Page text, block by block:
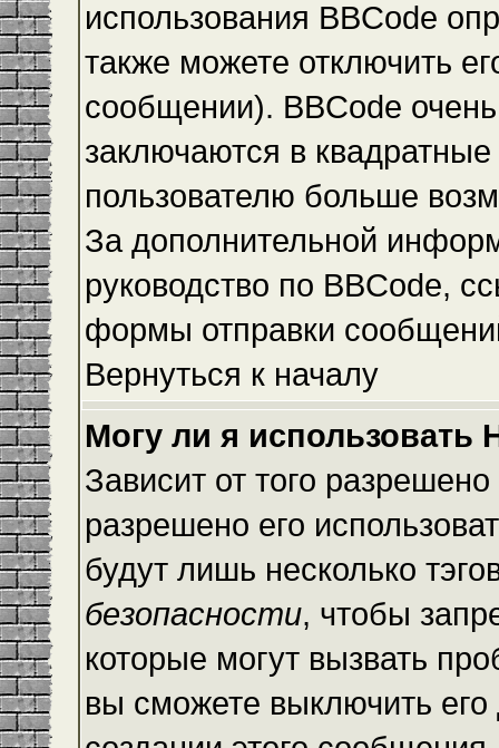
использования BBCode
также можете отключить
сообщении). BBCode
заключаются в
пользователю больше
За дополнительной
руководство по BBCode,
формы отправки
Вернуться к началу
Могу ли я использовать
Зависит от того
разрешено его
будут лишь несколько
безопасности, чтобы
которые могут вызвать
вы сможете выключить